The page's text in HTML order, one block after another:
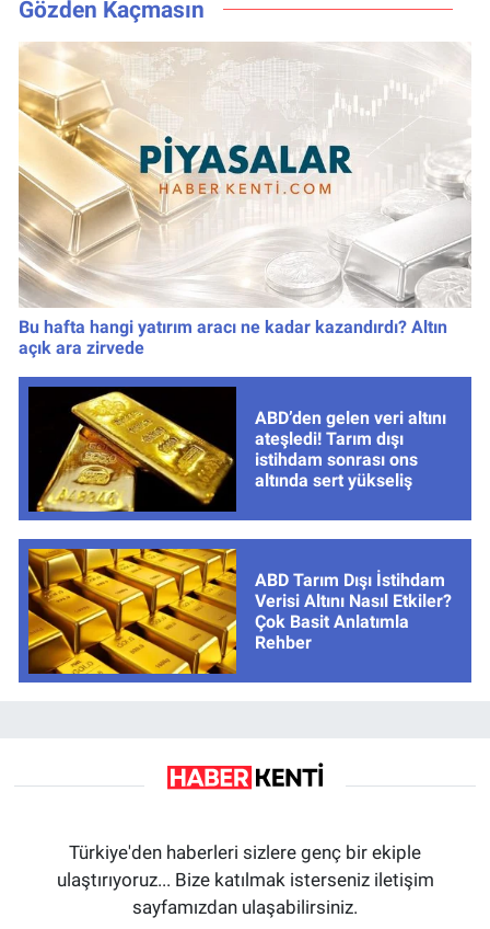
Gözden Kaçmasın
Bu hafta hangi yatırım aracı ne kadar kazandırdı? Altın
açık ara zirvede
ABD’den gelen veri altını
ateşledi! Tarım dışı
istihdam sonrası ons
altında sert yükseliş
ABD Tarım Dışı İstihdam
Verisi Altını Nasıl Etkiler?
Çok Basit Anlatımla
Rehber
Türkiye'den haberleri sizlere genç bir ekiple
ulaştırıyoruz... Bize katılmak isterseniz iletişim
sayfamızdan ulaşabilirsiniz.